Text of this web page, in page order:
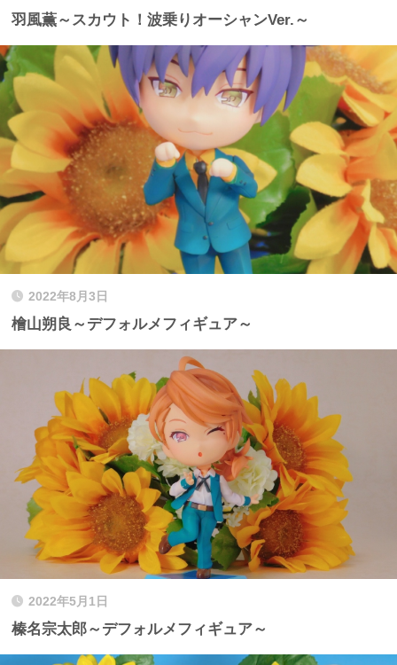
羽風薫～スカウト！波乗りオーシャンVer.～
2022年8月3日
檜山朔良～デフォルメフィギュア～
2022年5月1日
榛名宗太郎～デフォルメフィギュア～